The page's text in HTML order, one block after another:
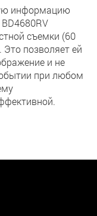
информацию
съемки (60
позволяет ей
и не
при любом